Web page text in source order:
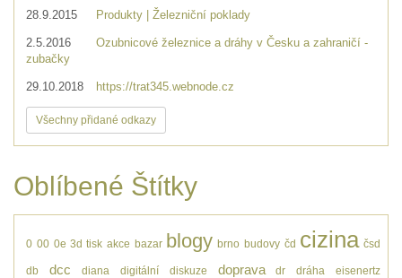
28.9.2015 Produkty | Železniční poklady
2.5.2016
Ozubnicové železnice a dráhy v Česku a zahraničí -
zubačky
29.10.2018 https://trat345.webnode.cz
Všechny přidané odkazy
Oblíbené Štítky
0 00 0e 3d tisk akce bazar blogy brno budovy čd cizina čsd
db dcc diana digitální diskuze doprava dr dráha eisenertz